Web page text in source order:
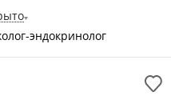
эндокринолог